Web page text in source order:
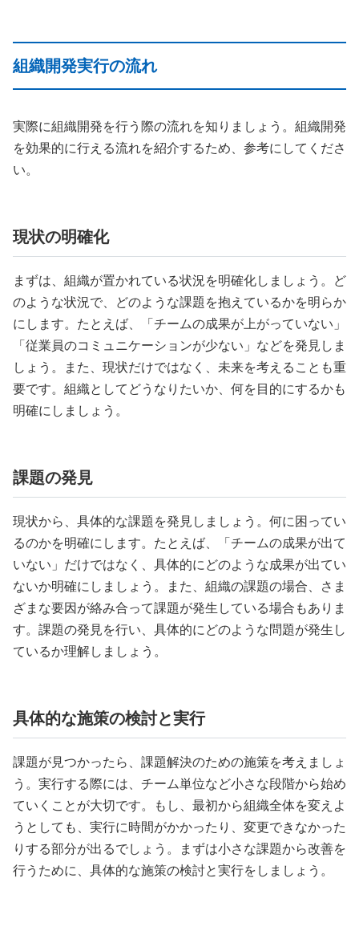
組織開発実行の流れ
実際に組織開発を行う際の流れを知りましょう。組織開発
を効果的に行える流れを紹介するため、参考にしてくださ
い。
現状の明確化
まずは、組織が置かれている状況を明確化しましょう。ど
のような状況で、どのような課題を抱えているかを明らか
にします。たとえば、「チームの成果が上がっていない」
「従業員のコミュニケーションが少ない」などを発見しま
しょう。また、現状だけではなく、未来を考えることも重
要です。組織としてどうなりたいか、何を目的にするかも
明確にしましょう。
課題の発見
現状から、具体的な課題を発見しましょう。何に困ってい
るのかを明確にします。たとえば、「チームの成果が出て
いない」だけではなく、具体的にどのような成果が出てい
ないか明確にしましょう。また、組織の課題の場合、さま
ざまな要因が絡み合って課題が発生している場合もありま
す。課題の発見を行い、具体的にどのような問題が発生し
ているか理解しましょう。
具体的な施策の検討と実行
課題が見つかったら、課題解決のための施策を考えましょ
う。実行する際には、チーム単位など小さな段階から始め
ていくことが大切です。もし、最初から組織全体を変えよ
うとしても、実行に時間がかかったり、変更できなかった
りする部分が出るでしょう。まずは小さな課題から改善を
行うために、具体的な施策の検討と実行をしましょう。